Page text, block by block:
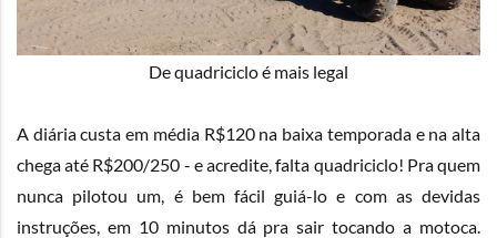
De quadriciclo é mais legal
A diária custa em média R$120 na baixa temporada e na alta
chega até R$200/250 - e acredite, falta quadriciclo! Pra quem
nunca pilotou um, é bem fácil guiá-lo e com as devidas
instruções, em 10 minutos dá pra sair tocando a motoca.